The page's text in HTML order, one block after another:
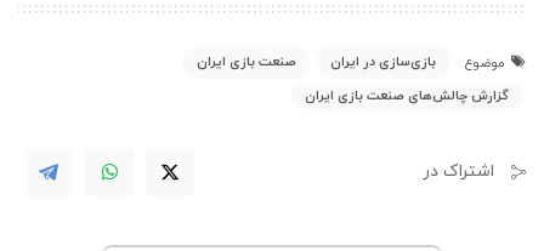
موضوع بازی‌سازی در ایران
صنعت بازی ایران
گزارش چالش‌های صنعت بازی ایران
اشتراک در